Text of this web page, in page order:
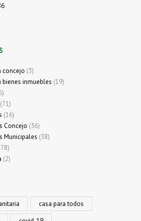
concejo (3)
bienes inmuebles (19)
(71)
(16)
Concejo (36)
Municipales (38)
(2)
casa para todos